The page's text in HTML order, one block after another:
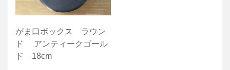
がま口ボックス ラウン
ド アンティークゴール
ド 18cm